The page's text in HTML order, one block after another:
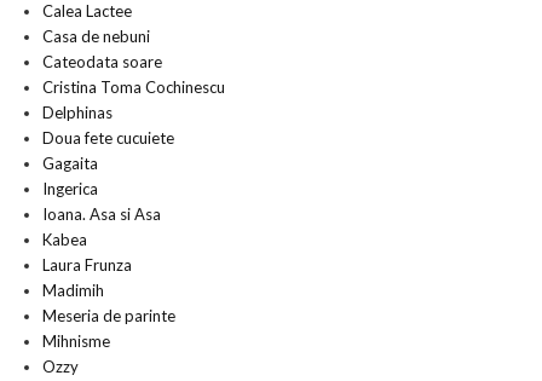
Calea Lactee
Casa de nebuni
Cateodata soare
Cristina Toma Cochinescu
Delphinas
Doua fete cucuiete
Gagaita
Ingerica
Ioana. Asa si Asa
Kabea
Laura Frunza
Madimih
Meseria de parinte
Mihnisme
Ozzy